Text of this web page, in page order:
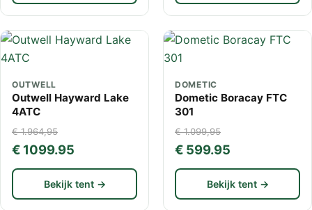
OUTWELL
Outwell Hayward Lake
4ATC
€ 1.964,95
€ 1099.95
Bekijk tent →
DOMETIC
Dometic Boracay FTC
301
€ 1.099,95
€ 599.95
Bekijk tent →